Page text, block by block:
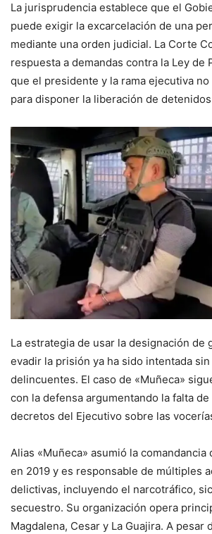
La jurisprudencia establece que el
puede exigir la excarcelación de una
mediante una orden judicial. La Corte
respuesta a demandas contra la Ley de
que el presidente y la rama ejecutiva
para disponer la liberación de
La estrategia de usar la designación de
evadir la prisión ya ha sido intentada
delincuentes. El caso de «Muñeca»
con la defensa argumentando la falta
decretos del Ejecutivo sobre las
Alias «Muñeca» asumió la comandancia
en 2019 y es responsable de múltiples
delictivas, incluyendo el narcotráfico,
secuestro. Su organización opera
Magdalena, Cesar y La Guajira. A pesar